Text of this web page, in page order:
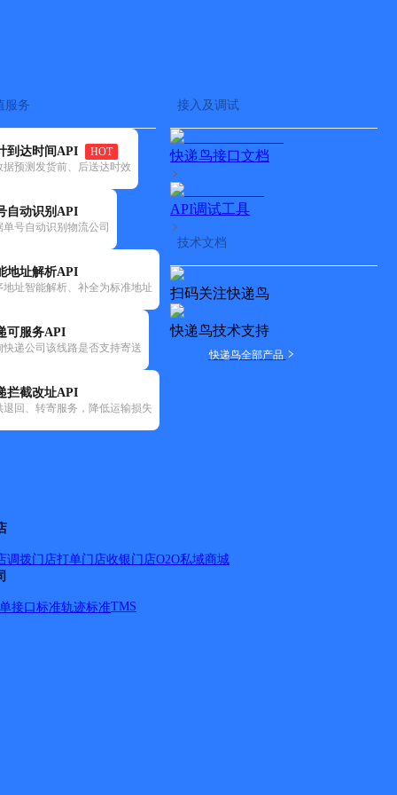
服务
到达时间API
HOT
据预测发货前、后送达时效
自动识别API
单号自动识别物流公司
地址解析API
地址智能解析、补全为标准地址
可服务API
快递公司该线路是否支持寄送
拦截改址API
退回、转寄服务，降低运输损失
接入及调试
快递鸟接口文档
API调试工具
技术文档
扫码关注快递鸟
快递鸟技术支持
快递鸟全部产品
调拨门店打单门店收银门店O2O私域商城
接口标准轨迹标准TMS